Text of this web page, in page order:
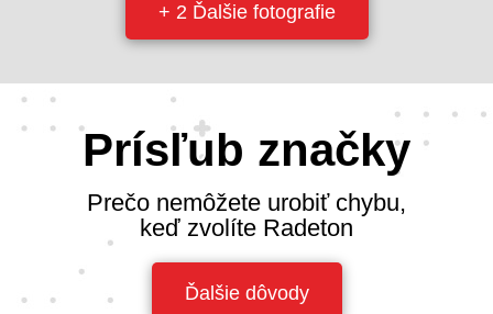
+ 2 Ďalšie fotografie
Prísľub značky
Prečo nemôžete urobiť chybu,
keď zvolíte Radeton
Ďalšie dôvody